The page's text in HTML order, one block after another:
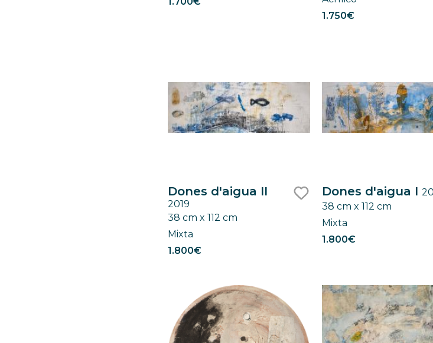
1.750€
Dones d'aigua II
2019
38 cm x 112 cm
Mixta
1.800€
Dones d'aigua I
38 cm x 112 cm
Mixta
1.800€